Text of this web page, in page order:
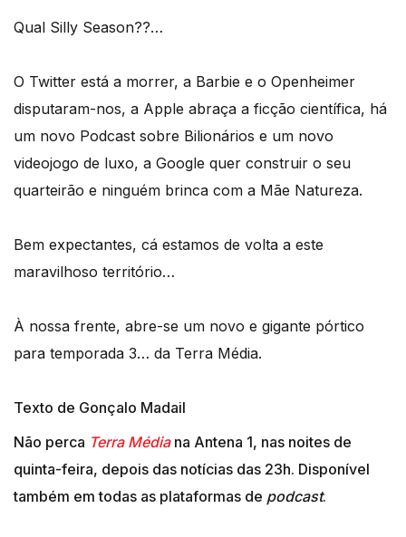
Qual Silly Season??…
O Twitter está a morrer, a Barbie e o Openheimer
disputaram-nos, a Apple abraça a ficção científica, há
um novo Podcast sobre Bilionários e um novo
videojogo de luxo, a Google quer construir o seu
quarteirão e ninguém brinca com a Mãe Natureza.
Bem expectantes, cá estamos de volta a este
maravilhoso território…
À nossa frente, abre-se um novo e gigante pórtico
para temporada 3… da Terra Média.
Texto de Gonçalo Madail
Não perca Terra Médiana Antena 1, nas noites de
quinta-feira, depois das notícias das 23h. Disponível
também em todas as plataformas de podcast.